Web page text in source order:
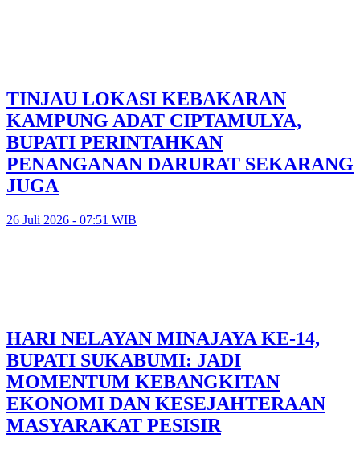
TINJAU LOKASI KEBAKARAN
KAMPUNG ADAT CIPTAMULYA,
BUPATI PERINTAHKAN
PENANGANAN DARURAT SEKARANG
JUGA
26 Juli 2026 - 07:51 WIB
HARI NELAYAN MINAJAYA KE-14,
BUPATI SUKABUMI: JADI
MOMENTUM KEBANGKITAN
EKONOMI DAN KESEJAHTERAAN
MASYARAKAT PESISIR